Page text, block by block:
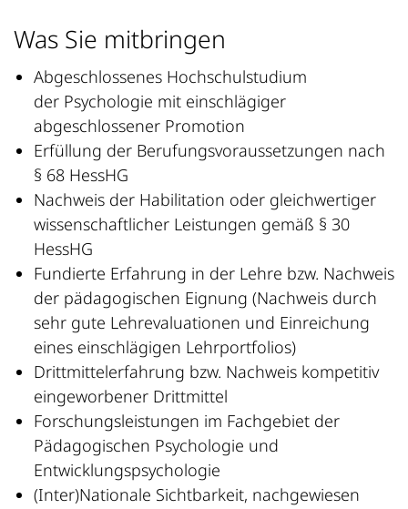
Was Sie mitbringen
Abgeschlossenes Hochschulstudium
der Psychologie mit einschlägiger
abgeschlossener Promotion
Erfüllung der Berufungsvoraussetzungen nach
§ 68 HessHG
Nachweis der Habilitation oder gleichwertiger
wissenschaftlicher Leistungen gemäß § 30
HessHG
Fundierte Erfahrung in der Lehre bzw. Nachweis
der pädagogischen Eignung (Nachweis durch
sehr gute Lehrevaluationen und Einreichung
eines einschlägigen Lehrportfolios)
Drittmittelerfahrung bzw. Nachweis kompetitiv
eingeworbener Drittmittel
Forschungsleistungen im Fachgebiet der
Pädagogischen Psychologie und
Entwicklungspsychologie
(Inter)Nationale Sichtbarkeit, nachgewiesen